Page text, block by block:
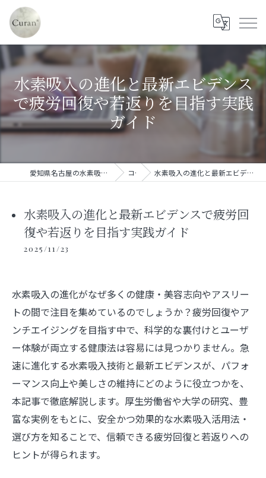
水素吸入の進化と最新エビデンス
で疲労回復や若返りを目指す実践
ガイド
愛知県名古屋の水素吸入ならセルフ水素吸入サロン Curan* コラム 水素吸入の進化と最新エビデンスで疲労回復や若返りを目指す実践ガイド
水素吸入の進化と最新エビデンスで疲労回
復や若返りを目指す実践ガイド
2025/11/23
水素吸入の進化がなぜ多くの健康・美容志向やアスリー
トの間で注目を集めているのでしょうか？疲労回復やア
ンチエイジングを目指す中で、科学的な裏付けとユーザ
ー体験が両立する健康法は容易には見つかりません。急
速に進化する水素吸入技術と最新エビデンスが、パフォ
ーマンス向上や美しさの維持にどのように役立つかを、
本記事で徹底解説します。厚生労働省や大学の研究、豊
富な実例をもとに、安全かつ効果的な水素吸入活用法・
選び方を知ることで、信頼できる疲労回復と若返りへの
ヒントが得られます。